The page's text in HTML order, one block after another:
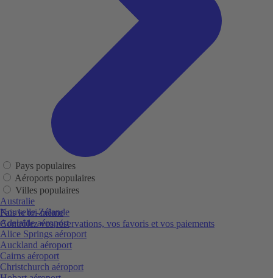
Fais le toi-même
Contrôlez vos réservations, vos favoris et vos paiements
Pays populaires
Aéroports populaires
Villes populaires
Australie
Nouvelle-Zélande
Adelaide aéroport
Alice Springs aéroport
Auckland aéroport
Cairns aéroport
Christchurch aéroport